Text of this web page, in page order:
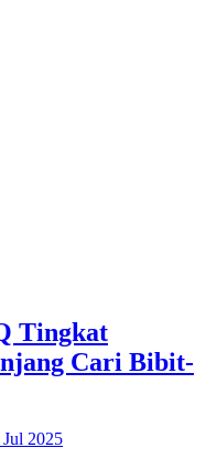
Tingkat
Cari Bibit-
2025